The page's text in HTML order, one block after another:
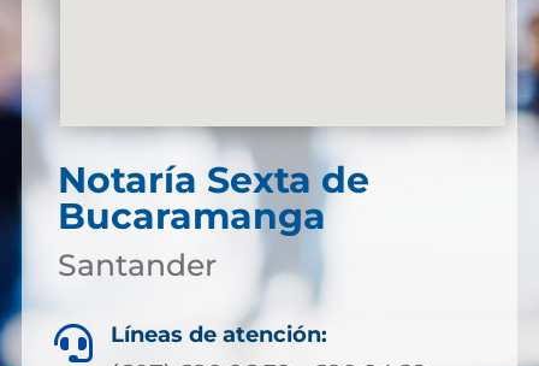
Notaría Sexta de
Bucaramanga
Santander
 Líneas de atención: